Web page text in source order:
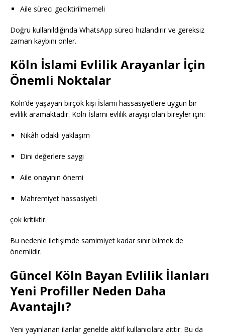
Aile süreci geciktirilmemeli
Doğru kullanıldığında WhatsApp süreci hızlandırır ve gereksiz
zaman kaybını önler.
Köln İslami Evlilik Arayanlar İçin
Önemli Noktalar
Köln’de yaşayan birçok kişi İslami hassasiyetlere uygun bir
evlilik aramaktadır. Köln İslami evlilik arayışı olan bireyler için:
Nikâh odaklı yaklaşım
Dini değerlere saygı
Aile onayının önemi
Mahremiyet hassasiyeti
çok kritiktir.
Bu nedenle iletişimde samimiyet kadar sınır bilmek de
önemlidir.
Güncel Köln Bayan Evlilik İlanları
Yeni Profiller Neden Daha
Avantajlı?
Yeni yayınlanan ilanlar genelde aktif kullanıcılara aittir. Bu da